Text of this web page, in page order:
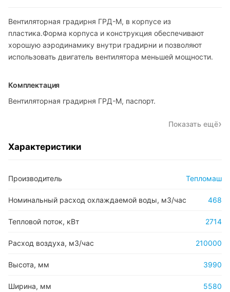
Вентиляторная градирня ГРД-М, в корпусе из
пластика.Форма корпуса и конструкция обеспечивают
хорошую аэродинамику внутри градирни и позволяют
использовать двигатель вентилятора меньшей мощности.
Комплектация
Вентиляторная градирня ГРД-М, паспорт.
Показать ещё
Характеристики
Производитель Тепломаш
Номинальный расход охлаждаемой воды, м3/час 468
Тепловой поток, кВт 2714
Расход воздуха, м3/час 210000
Высота, мм 3990
Ширина, мм 5580